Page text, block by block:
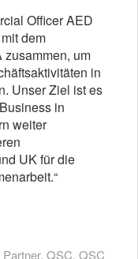
Officer AED
dem
zusammen, um
in
Unser Ziel ist es
in
weiter
UK für die
, QSC, QSC